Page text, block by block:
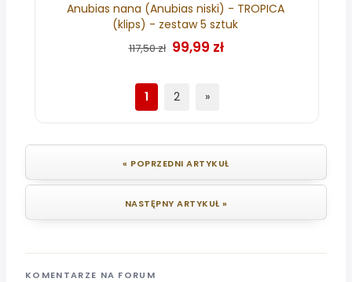
Anubias nana (Anubias niski) - TROPICA
(klips) - zestaw 5 sztuk
117,50 zł 99,99 zł
1 2 »
« POPRZEDNI ARTYKUŁ
NASTĘPNY ARTYKUŁ »
KOMENTARZE NA FORUM